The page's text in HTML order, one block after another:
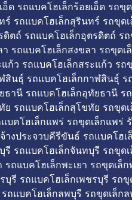
ด รถแบคโฮเล็กร้อยเอ็ด รถ
รถแบคโฮเล็กสุรินทร์ รถขุ
ตถ์ รถแบคโฮเล็กอุตรดิตถ์
รถแบคโฮเล็กสงขลา รถขุด
ก้ว รถแบคโฮเล็กสระแก้ว ร
สินธุ์ รถแบคโฮเล็กกาฬสินธุ์
ธานี รถแบคโฮเล็กอุทัยธานี
รถแบคโฮเล็กสุโขทัย รถขุ
บคโฮเล็กแพร่ รถขุดเล็กแพร่
างประจวบคีรีขันธ์ รถแบคโฮ
รถแบคโฮเล็กจันทบุรี รถขุ
รถแบคโฮเล็กพะเยา รถขุดเล็
บุรี รถแบคโฮเล็กเพชรบุรี รถ
ถแบคโฮเล็กลพบุรี รถขุดเล็ก